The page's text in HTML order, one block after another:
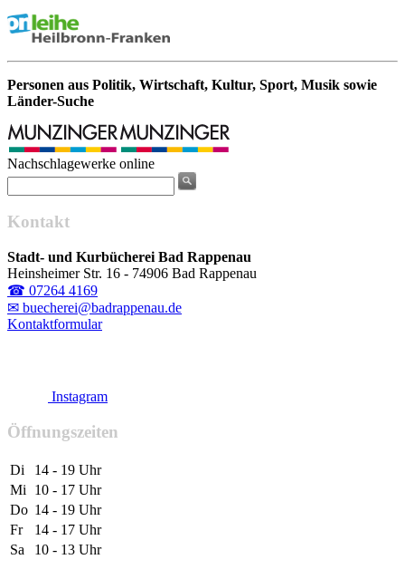
Personen aus Politik, Wirtschaft, Kultur, Sport, Musik sowie
Länder-Suche
Nachschlagewerke online
Kontakt
Stadt- und Kurbücherei Bad Rappenau
Heinsheimer Str. 16 - 74906 Bad Rappenau
☎ 07264 4169
✉ buecherei@badrappenau.de
Kontaktformular
Instagram
Öffnungszeiten
Di
14 - 19 Uhr
Mi
10 - 17 Uhr
Do 14 - 19 Uhr
Fr
14 - 17 Uhr
Sa
10 - 13 Uhr